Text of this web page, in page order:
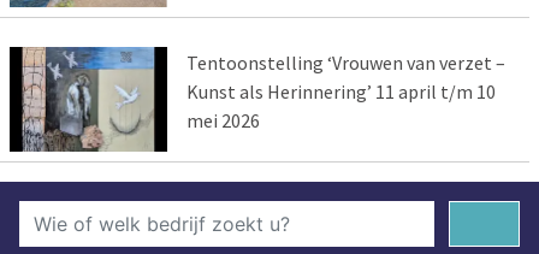
Tentoonstelling ‘Vrouwen van verzet –
Kunst als Herinnering’ 11 april t/m 10
mei 2026